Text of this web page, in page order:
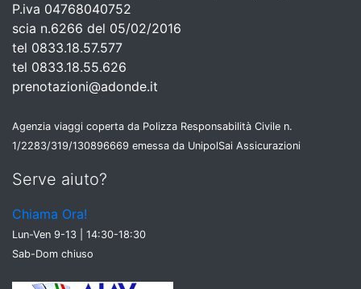
P.iva 04768040752
scia n.6266 del 05/02/2016
tel 0833.18.57.577
tel 0833.18.55.626
prenotazioni@adonde.it
Agenzia viaggi coperta da Polizza Responsabilità Civile n.
1/2283/319/130896669 emessa da UnipolSai Assicurazioni
Serve aiuto?
Chiama Ora!
Lun-Ven 9-13 | 14:30-18:30
Sab-Dom chiuso